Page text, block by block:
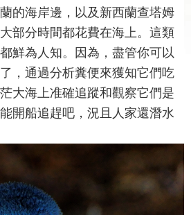
的海岸邊，以及新西蘭查塔姆
部分時間都花費在海上。這類
鮮為人知。因為，盡管你可以
，通過分析糞便來獲知它們吃
大海上准確追蹤和觀察它們是
開船追趕吧，況且人家還潛水